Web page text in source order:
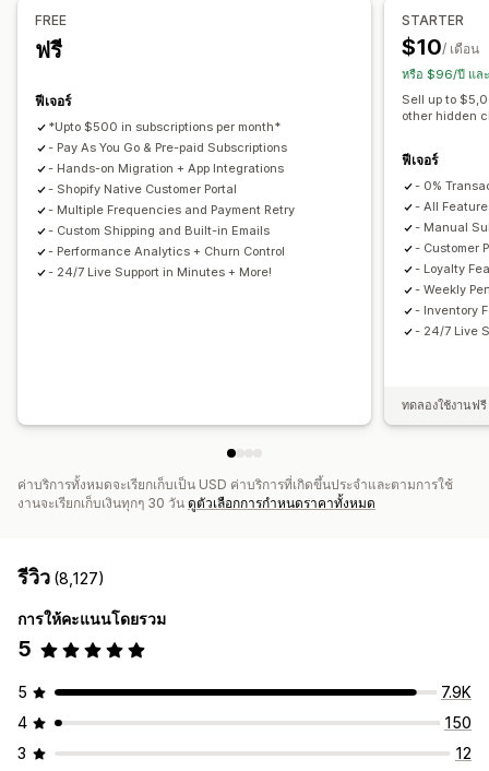
การชำระแบบต่อเนื่อง
การกำหนดราคาแบบคงที่
การกำหนดราคาตามปริมาณการสั่งซื้อ
การกำหนดราคาตามการใช้งาน
การกำหนดราคาต่อผู้ใช้
การกำหนดราคาแบบไดนามิก การกำหนดราคาแบบกำหนดเอง
ส่วนลด
สิทธิ์การใช้งานพิเศษสำหรับสมาชิก
เครื่องหมาย
รางวัลที่กำหนดเอง
FREE
ฟรี
ฟีเจอร์
*Upto $500 in subscriptions per month*
- Pay As You Go & Pre-paid Subscriptions
- Hands-on Migration + App Integrations
- Shopify Native Customer Portal
- Multiple Frequencies and Payment Retry
- Custom Shipping and Built-in Emails
- Performance Analytics + Churn Control
- 24/7 Live Support in Minutes + More!
STARTER
$10/ เดือน
หรือ $96/ปี แล
Sell up to
other hidden
ฟีเจอร์
- 0%
- All
- Manual
- Customer
- Loyalty
- Weekly
- Inventory
- 24/7 Live
ทดลองใช้งานฟ
ค่าบริการทั้งหมดจะเรียกเก็บเป็น USD ค่าบริการที่เกิดขึ้นประจำและตามการใช้
งานจะเรียกเก็บเงินทุกๆ 30 วัน ดูตัวเลือกการกำหนดราคาทั้งหมด
รีวิว (8,127)
การให้คะแนนโดยรวม
5
5
7.9K
4
150
3
12